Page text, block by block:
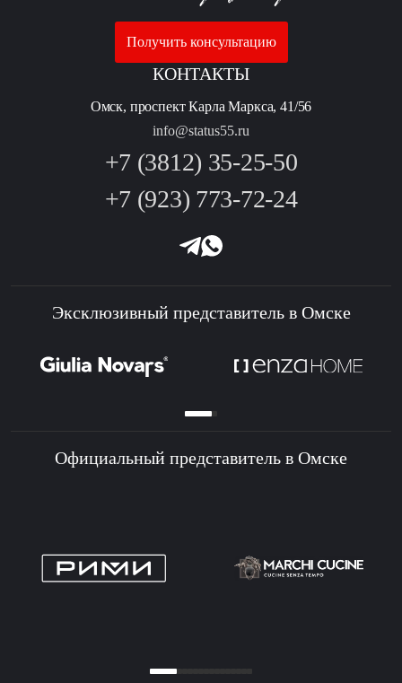
Получить консультацию
КОНТАКТЫ
Омск, проспект Карла Маркса, 41/56
info@status55.ru
+7 (3812) 35-25-50
+7 (923) 773-72-24
Эксклюзивный представитель в Омске
Официальный представитель в Омске